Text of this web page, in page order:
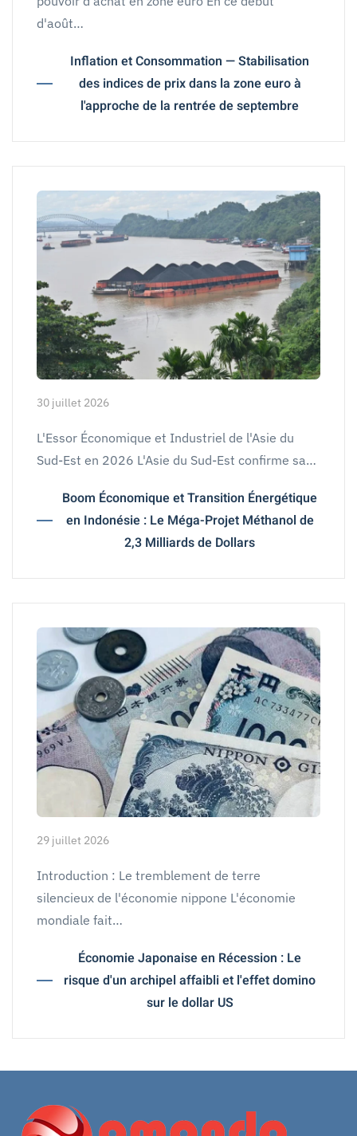
d'août…
Inflation et Consommation — Stabilisation
des indices de prix dans la zone euro à
l'approche de la rentrée de septembre
30 juillet 2026
L'Essor Économique et Industriel de l'Asie du
Sud-Est en 2026 L'Asie du Sud-Est confirme sa…
Boom Économique et Transition Énergétique
en Indonésie : Le Méga-Projet Méthanol de
2,3 Milliards de Dollars
29 juillet 2026
Introduction : Le tremblement de terre
silencieux de l'économie nippone L'économie
mondiale fait…
Économie Japonaise en Récession : Le
risque d'un archipel affaibli et l'effet domino
sur le dollar US